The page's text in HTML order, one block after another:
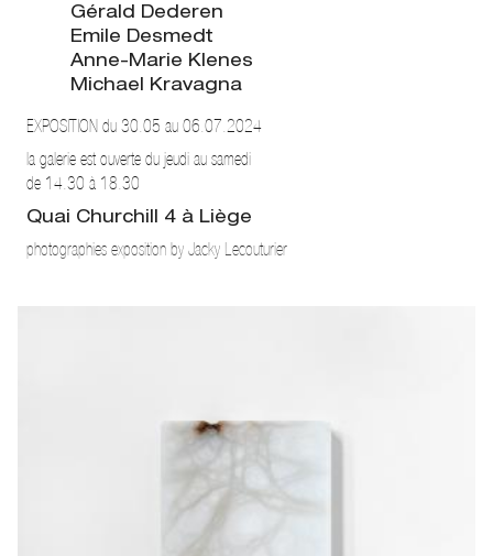
Gérald Dederen
Emile Desmedt
Anne-Marie Klenes
Michael Kravagna
EXPOSITION du 30.05 au 06.07.2024
la galerie est ouverte du jeudi au samedi
de 14.30 à 18.30
Quai Churchill 4 à Liège
photographies exposition by Jacky Lecouturier